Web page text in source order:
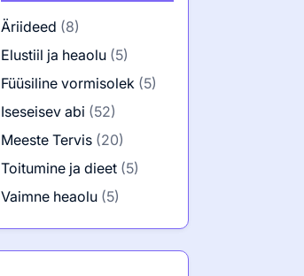
Äriideed (8)
Elustiil ja heaolu (5)
Füüsiline vormisolek (5)
Iseseisev abi (52)
Meeste Tervis (20)
Toitumine ja dieet (5)
Vaimne heaolu (5)